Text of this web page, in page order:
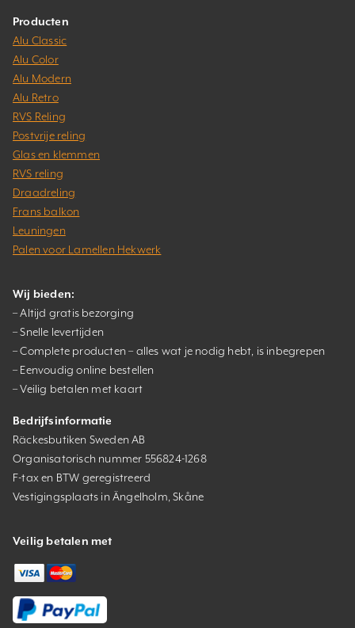
Producten
Alu Classic
Alu Color
Alu Modern
Alu Retro
RVS Reling
Postvrije reling
Glas en klemmen
RVS reling
Draadreling
Frans balkon
Leuningen
Palen voor Lamellen Hekwerk
Wij bieden:
– Altijd gratis bezorging
– Snelle levertijden
– Complete producten – alles wat je nodig hebt, is inbegrepen
– Eenvoudig online bestellen
– Veilig betalen met kaart
Bedrijfsinformatie
Räckesbutiken Sweden AB
Organisatorisch nummer 556824-1268
F-tax en BTW geregistreerd
Vestigingsplaats in Ängelholm, Skåne
Veilig betalen met